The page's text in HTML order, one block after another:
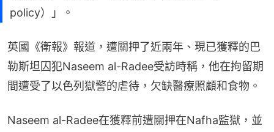
policy）」。
英國《衛報》報道，遭關押了近兩年、現已獲釋的巴
勒斯坦囚犯Naseem al-Radee受訪時稱，他在拘留期
間遭受了以色列獄警的虐待，欠缺醫療照顧和食物。
Naseem al-Radee在獲釋前遭關押在Nafha監獄，並